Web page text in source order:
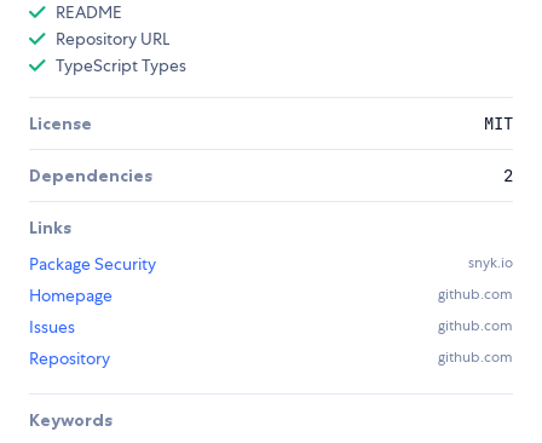
README
Repository URL
TypeScript Types
License MIT
Dependencies 2
Links
Package Security
snyk.io
Homepage github.com
Issues github.com
Repository github.com
Keywords